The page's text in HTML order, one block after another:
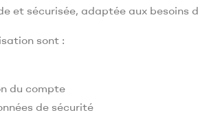
et sécurisée, adaptée aux besoins
sont :
du compte
de sécurité